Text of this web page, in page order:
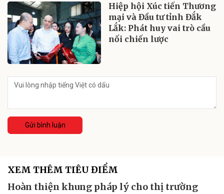
Hiệp hội Xúc tiến Thương
mại và Đầu tư tỉnh Đắk
Lắk: Phát huy vai trò cầu
nối chiến lược
Gửi bình luận
XEM THÊM TIÊU ĐIỂM
Hoàn thiện khung pháp lý cho thị trường